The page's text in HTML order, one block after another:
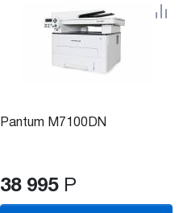
Pantum M7100DN
38 995 Р